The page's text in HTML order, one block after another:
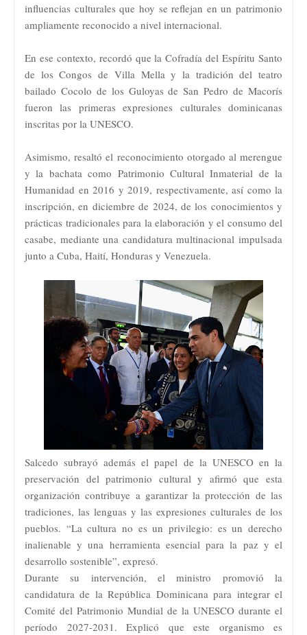
influencias culturales que hoy se reflejan en un patrimonio
ampliamente reconocido a nivel internacional.
En ese contexto, recordó que la Cofradía del Espíritu Santo
de los Congos de Villa Mella y la tradición del teatro
bailado Cocolo de los Guloyas de San Pedro de Macorís
fueron las primeras expresiones culturales dominicanas
inscritas por la UNESCO.
Asimismo, resaltó el reconocimiento otorgado al merengue
y la bachata como Patrimonio Cultural Inmaterial de la
Humanidad en 2016 y 2019, respectivamente, así como la
inscripción, en diciembre de 2024, de los conocimientos y
prácticas tradicionales para la elaboración y el consumo del
casabe, mediante una candidatura multinacional impulsada
junto a Cuba, Haití, Honduras y Venezuela.
Salcedo subrayó además el papel de la UNESCO en la
preservación del patrimonio cultural y afirmó que esta
organización contribuye a garantizar la protección de las
tradiciones, las lenguas y las expresiones culturales de los
pueblos. “La cultura no es un privilegio: es un derecho
inalienable y una herramienta esencial para la paz y el
desarrollo sostenible”, expresó.
Durante su intervención, el ministro promovió la
candidatura de la República Dominicana para integrar el
Comité del Patrimonio Mundial de la UNESCO durante el
período 2027-2031. Explicó que este organismo es